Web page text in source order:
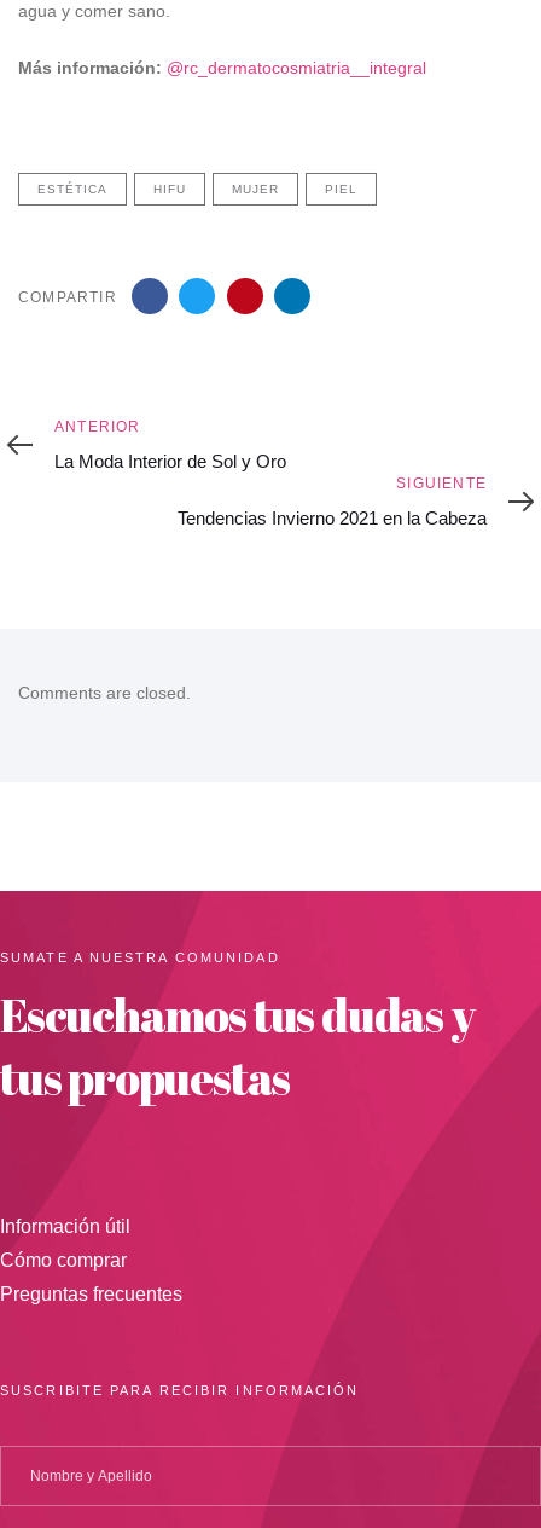
agua y comer sano.
Más información: @rc_dermatocosmiatria__integral
ESTÉTICA HIFU MUJER PIEL
COMPARTIR
Anterior
ANTERIOR
La Moda Interior de Sol y Oro
SIGUIENTE
Tendencias Invierno 2021 en la Cabeza
Comments are closed.
SUMATE A NUESTRA COMUNIDAD
Escuchamos tus dudas y
tus propuestas
Información útil
Cómo comprar
Preguntas frecuentes
SUSCRIBITE PARA RECIBIR INFORMACIÓN